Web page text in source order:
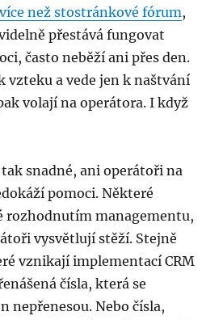
než stostránkové fórum,
přestává fungovat
často neběží ani přes den.
vzteku a vede jen k naštvání
volají na operátora. I když
snadné, ani operátoři na
pomoci. Některé
rozhodnutím managementu,
vysvětlují stěží. Stejně
vznikají implementací CRM
čísla, která se
nepřenesou. Nebo čísla,